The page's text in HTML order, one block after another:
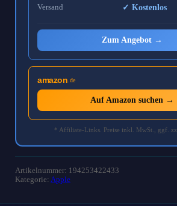
Versand ✓ Kostenlos
Zum Angebot →
amazon .de
Auf Amazon suchen →
* Affiliate-Links. Preise inkl. MwSt., ggf.
Artikelnummer: 194253422433
Kategorie: Apple